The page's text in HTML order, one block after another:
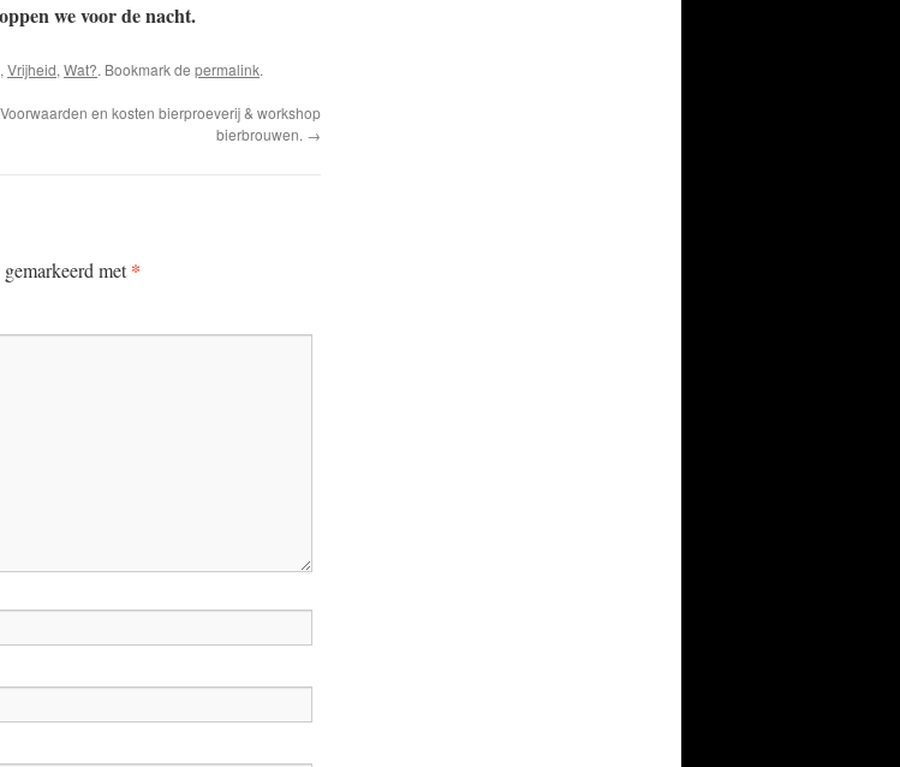
we voor de nacht.
, Vrijheid, Wat?. Bookmark de permalink.
Voorwaarden en kosten bierproeverij & workshop
bierbrouwen. →
met*